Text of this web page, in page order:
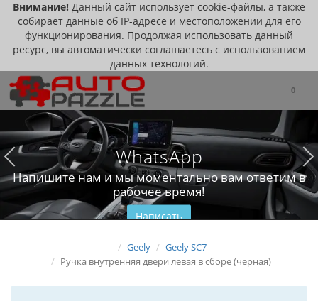
Внимание! Данный сайт использует cookie-файлы, а также
собирает данные об IP-адресе и местоположении для его
функционирования. Продолжая использовать данный
ресурс, вы автоматически соглашаетесь с использованием
данных технологий.
0
WhatsApp
Напишите нам и мы моментально вам ответим в
рабочее время!
Написать
Geely
Geely SC7
Ручка внутренняя двери левая в сборе (черная)